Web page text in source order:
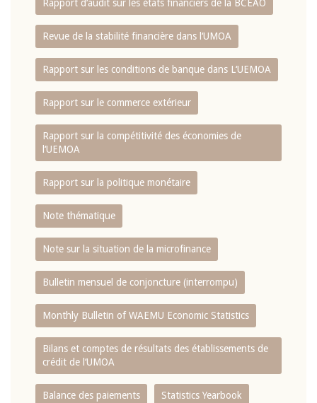
Rapport d‘audit sur les états financiers de la BCEAO
Revue de la stabilité financière dans l‘UMOA
Rapport sur les conditions de banque dans L‘UEMOA
Rapport sur le commerce extérieur
Rapport sur la compétitivité des économies de
l‘UEMOA
Rapport sur la politique monétaire
Note thématique
Note sur la situation de la microfinance
Bulletin mensuel de conjoncture (interrompu)
Monthly Bulletin of WAEMU Economic Statistics
Bilans et comptes de résultats des établissements de
crédit de l‘UMOA
Balance des paiements Statistics Yearbook